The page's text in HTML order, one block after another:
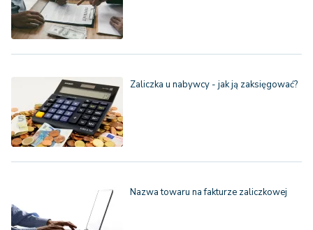
Zaliczka u nabywcy - jak ją zaksięgować?
Nazwa towaru na fakturze zaliczkowej